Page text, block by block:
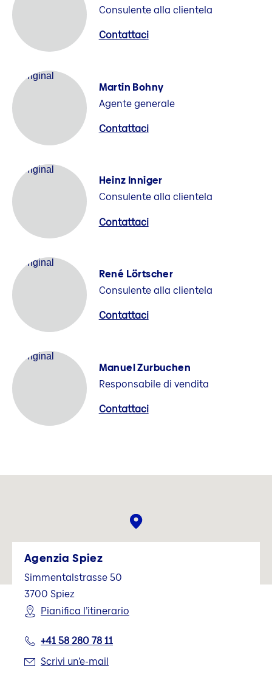
Consulente alla clientela
Contattaci
Martin Bohny
Agente generale
Contattaci
Heinz Inniger
Consulente alla clientela
Contattaci
René Lörtscher
Consulente alla clientela
Contattaci
Manuel Zurbuchen
Responsabile di vendita
Contattaci
Agenzia Spiez
Simmentalstrasse 50
3700 Spiez
Pianifica l’itinerario
+41 58 280 78 11
Scrivi un’e-mail